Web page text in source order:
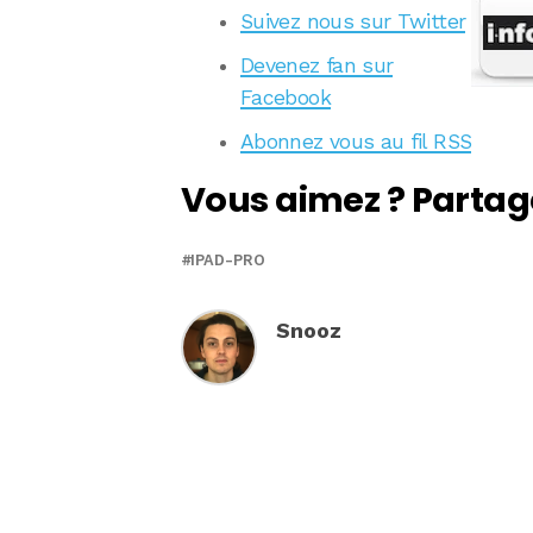
Suivez nous sur Twitter
Devenez fan sur
Facebook
Abonnez vous au fil RSS
Vous aimez ?
IPAD-PRO
Snooz